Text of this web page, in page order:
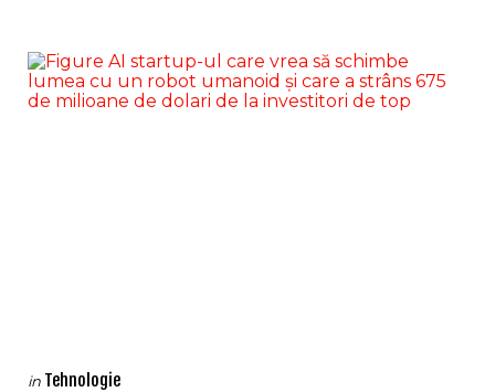
Categories
Posted
in Tehnologie